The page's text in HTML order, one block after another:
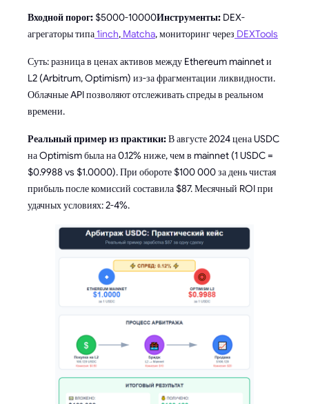
Входной порог: $5000-10000Инструменты: DEX-
агрегаторы типа1inch, Matcha, мониторинг через DEXTools
Суть: разница в ценах активов между Ethereum mainnet и
L2 (Arbitrum, Optimism) из-за фрагментации ликвидности.
Облачные API позволяют отслеживать спреды в реальном
времени.
Реальный пример из практики:В августе 2024 цена USDC
на Optimism была на 0.12% ниже, чем в mainnet (1 USDC =
$0.9988 vs $1.0000). При обороте $100 000 за день чистая
прибыль после комиссий составила $87. Месячный ROI при
удачных условиях: 2-4%.